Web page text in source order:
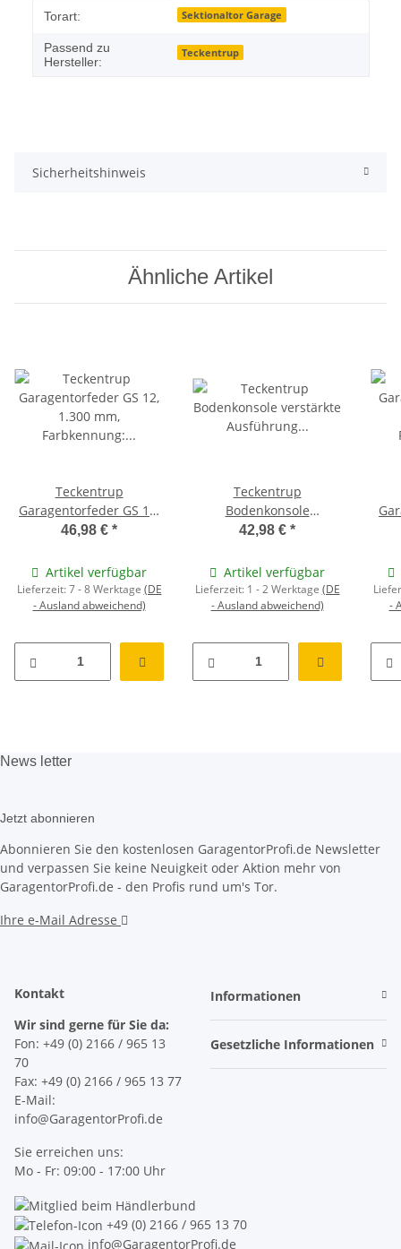
Produkteigenschaft
Wert
Torart: Sektionaltor Garage
Passend zu
Hersteller:
Teckentrup
Sicherheitshinweis
Ähnliche Artikel
Teckentrup
Garagentorfeder GS 12,
1.300 mm, Farbkennung:
46,98 € *
Artikel verfügbar
Lieferzeit:7 - 8 Werktage (DE
- Ausland abweichend)
Teckentrup
Bodenkonsole
verst&auml;rkte
42,98 € *
Artikel verfügbar
Lieferzeit: 1 - 2 Werktage (DE
- Ausland abweichend)
-
News letter
Jetzt abonnieren
Abonnieren Sie den kostenlosen GaragentorProfi.de Newsletter
und verpassen Sie keine Neuigkeit oder Aktion mehr von
GaragentorProfi.de - den Profis rund um's Tor.
Ihre e-Mail Adresse
Kontakt
Wir sind gerne für Sie da:
Fon: +49 (0) 2166 / 965 13
70
Fax: +49 (0) 2166 / 965 13 77
E-Mail:
info@GaragentorProfi.de
Sie erreichen uns:
Mo - Fr: 09:00 - 17:00 Uhr
Informationen
Gesetzliche Informationen
+49 (0) 2166 / 965 13 70
info@GaragentorProfi.de